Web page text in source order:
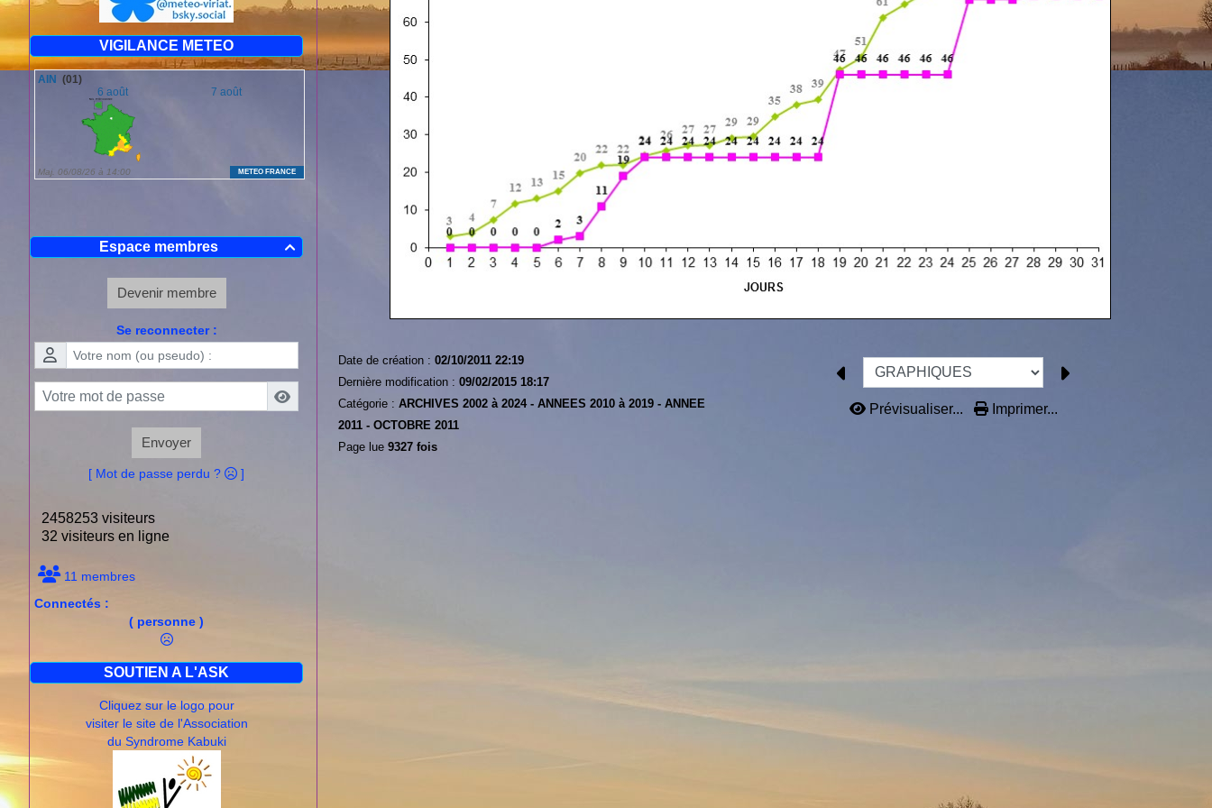
VIGILANCE METEO

Espace membres
Devenir membre
Se reconnecter :
Envoyer
[ Mot de passe perdu ? ]
2458253 visiteurs
32 visiteurs en ligne
11 membres
Connectés :
( personne )
SOUTIEN A L'ASK
Cliquez sur le logo pour
visiter le site de l'Association
du Syndrome Kabuki
Date de création : 02/10/2011 22:19
Dernière modification : 09/02/2015 18:17
Catégorie : ARCHIVES 2002 à 2024 - ANNEES 2010 à 2019 - ANNEE
2011 - OCTOBRE 2011
Page lue 9327 fois
Prévisualiser... Imprimer...